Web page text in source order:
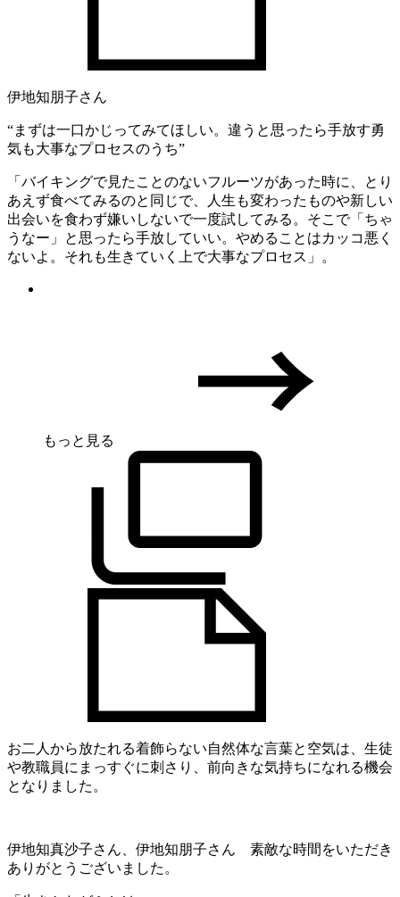
伊地知朋子さん
“まずは一口かじってみてほしい。違うと思ったら手放す勇
気も大事なプロセスのうち”
「バイキングで見たことのないフルーツがあった時に、とり
あえず食べてみるのと同じで、人生も変わったものや新しい
出会いを食わず嫌いしないで一度試してみる。そこで「ちゃ
うなー」と思ったら手放していい。やめることはカッコ悪く
ないよ。それも生きていく上で大事なプロセス」。
もっと見る
お二人から放たれる着飾らない自然体な言葉と空気は、生徒
や教職員にまっすぐに刺さり、前向きな気持ちになれる機会
となりました。
伊地知真沙子さん、伊地知朋子さん 素敵な時間をいただき
ありがとうございました。